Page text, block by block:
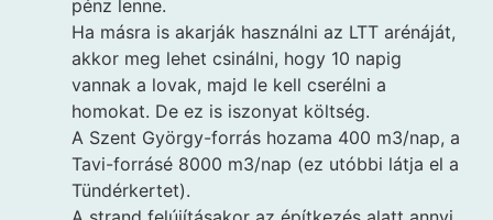
pénz lenne.
Ha másra is akarják használni az LTT arénáját,
akkor meg lehet csinálni, hogy 10 napig
vannak a lovak, majd le kell cserélni a
homokat. De ez is iszonyat költség.
A Szent György-forrás hozama 400 m3/nap, a
Tavi-forrásé 8000 m3/nap (ez utóbbi látja el a
Tündérkertet).